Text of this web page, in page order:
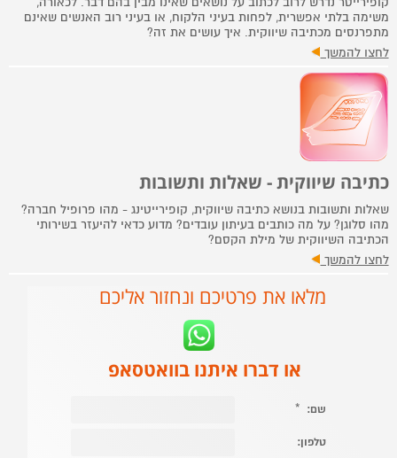
משימה בלתי אפשרית, לפחות בעיני הלקוח, או בעיני רוב האנשים שאינם
מתפרנסים מכתיבה שיווקית. איך עושים את זה?
לחצו להמשך
כתיבה שיווקית - שאלות ותשובות
שאלות ותשובות בנושא כתיבה שיווקית, קופירייטינג - מהו פרופיל חברה?
מהו סלוגן? על מה כותבים בעיתון עובדים? מדוע כדאי להיעזר בשירותי
הכתיבה השיווקית של מילת הקסם?
לחצו להמשך
מלאו את פרטיכם ונחזור אליכם
או דברו איתנו בוואטסאפ